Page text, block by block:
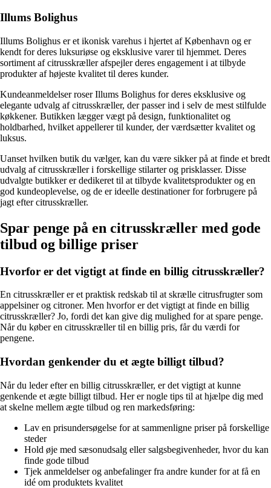
Illums Bolighus
Illums Bolighus er et ikonisk varehus i hjertet af København og er
kendt for deres luksuriøse og eksklusive varer til hjemmet. Deres
sortiment af citrusskræller afspejler deres engagement i at tilbyde
produkter af højeste kvalitet til deres kunder.
Kundeanmeldelser roser Illums Bolighus for deres eksklusive og
elegante udvalg af citrusskræller, der passer ind i selv de mest stilfulde
køkkener. Butikken lægger vægt på design, funktionalitet og
holdbarhed, hvilket appellerer til kunder, der værdsætter kvalitet og
luksus.
Uanset hvilken butik du vælger, kan du være sikker på at finde et bredt
udvalg af citrusskræller i forskellige stilarter og prisklasser. Disse
udvalgte butikker er dedikeret til at tilbyde kvalitetsprodukter og en
god kundeoplevelse, og de er ideelle destinationer for forbrugere på
jagt efter citrusskræller.
Spar penge på en citrusskræller med gode
tilbud og billige priser
Hvorfor er det vigtigt at finde en billig citrusskræller?
En citrusskræller er et praktisk redskab til at skrælle citrusfrugter som
appelsiner og citroner. Men hvorfor er det vigtigt at finde en billig
citrusskræller? Jo, fordi det kan give dig mulighed for at spare penge.
Når du køber en citrusskræller til en billig pris, får du værdi for
pengene.
Hvordan genkender du et ægte billigt tilbud?
Når du leder efter en billig citrusskræller, er det vigtigt at kunne
genkende et ægte billigt tilbud. Her er nogle tips til at hjælpe dig med
at skelne mellem ægte tilbud og ren markedsføring:
Lav en prisundersøgelse for at sammenligne priser på forskellige
steder
Hold øje med sæsonudsalg eller salgsbegivenheder, hvor du kan
finde gode tilbud
Tjek anmeldelser og anbefalinger fra andre kunder for at få en
idé om produktets kvalitet